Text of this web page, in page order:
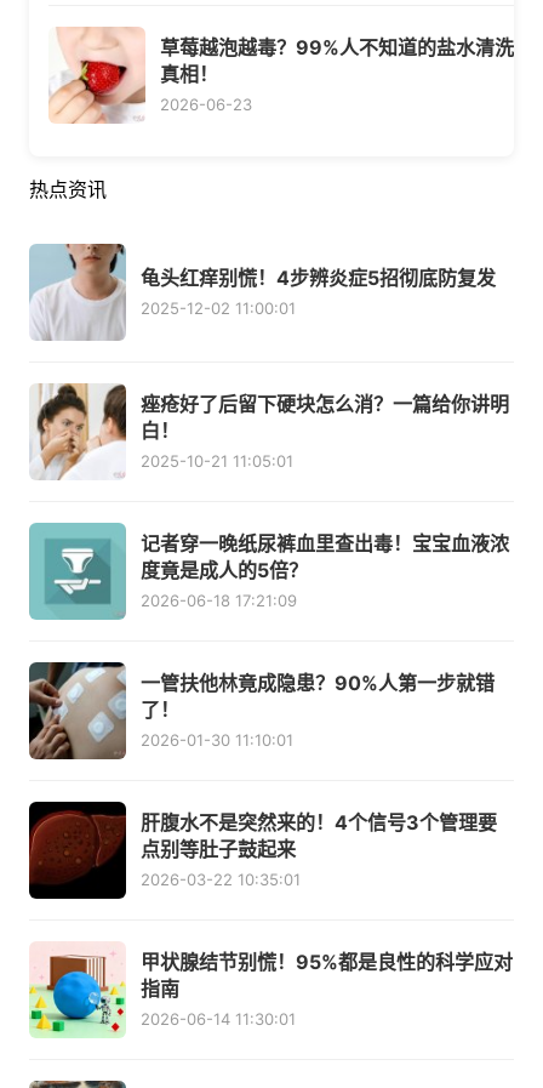
草莓越泡越毒？99%人不知道的盐水清洗
真相！
2026-06-23
热点资讯
龟头红痒别慌！4步辨炎症5招彻底防复发
2025-12-02 11:00:01
痤疮好了后留下硬块怎么消？一篇给你讲明
白！
2025-10-21 11:05:01
记者穿一晚纸尿裤血里查出毒！宝宝血液浓
度竟是成人的5倍？
2026-06-18 17:21:09
一管扶他林竟成隐患？90%人第一步就错
了！
2026-01-30 11:10:01
肝腹水不是突然来的！4个信号3个管理要
点别等肚子鼓起来
2026-03-22 10:35:01
甲状腺结节别慌！95%都是良性的科学应对
指南
2026-06-14 11:30:01